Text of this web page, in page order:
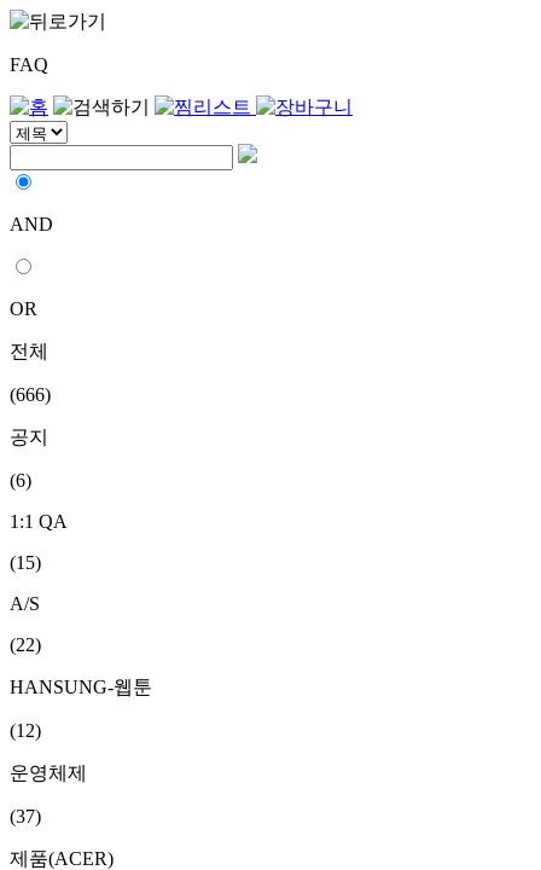
FAQ
AND
OR
전체
(666)
공지
(6)
1:1 QA
(15)
A/S
(22)
HANSUNG-웹툰
(12)
운영체제
(37)
제품(ACER)